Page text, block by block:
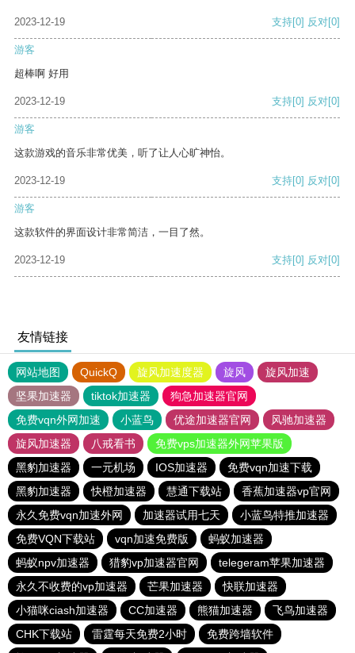
2023-12-19 支持[0] 反对[0]
游客
超棒啊 好用
2023-12-19 支持[0] 反对[0]
游客
这款游戏的音乐非常优美，听了让人心旷神怡。
2023-12-19 支持[0] 反对[0]
游客
这款软件的界面设计非常简洁，一目了然。
2023-12-19 支持[0] 反对[0]
友情链接
网站地图 QuickQ 旋风加速度器 旋风
旋风加速
坚果加速器
tiktok加速器
狗急加速器官网
免费vqn外网加速
小蓝鸟 优途加速器官网
风驰加速器
旋风加速器
八戒看书
免费vps加速器外网苹果版
黑豹加速器
一元机场 IOS加速器
免费vqn加速下载
黑豹加速器
快橙加速器 慧通下载站
香蕉加速器vp官网
永久免费vqn加速外网
加速器试用七天
小蓝鸟特推加速器
免费VQN下载站
vqn加速免费版
蚂蚁加速器
蚂蚁npv加速器
猎豹vp加速器官网
telegeram苹果加速器
永久不收费的vp加速器
芒果加速器
快联加速器
小猫咪ciash加速器
CC加速器 熊猫加速器
飞鸟加速器
CHK下载站
雷霆每天免费2小时
免费跨墙软件